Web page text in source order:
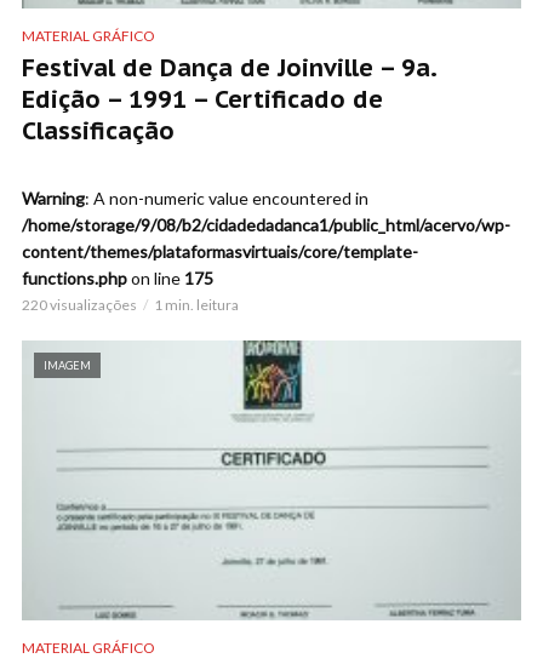
MATERIAL GRÁFICO
Festival de Dança de Joinville – 9a.
Edição – 1991 – Certificado de
Classificação
Warning: A non-numeric value encountered in
/home/storage/9/08/b2/cidadedadanca1/public_html/acervo/wp-
content/themes/plataformasvirtuais/core/template-
functions.phpon line 175
220 visualizações 1 min. leitura
IMAGEM
MATERIAL GRÁFICO